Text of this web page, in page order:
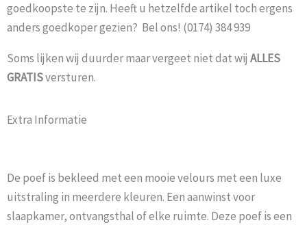
goedkoopste te zijn. Heeft u hetzelfde artikel toch ergens
anders goedkoper gezien? Bel ons! (0174) 384 939
Soms lijken wij duurder maar vergeet niet dat wij ALLES
GRATISversturen.
Extra Informatie
De poef is bekleed met een mooie velours met een luxe
uitstraling in meerdere kleuren. Een aanwinst voor
slaapkamer, ontvangsthal of elke ruimte. Deze poef is een